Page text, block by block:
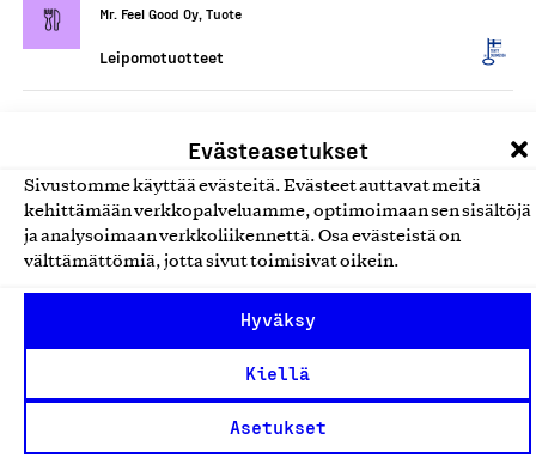
Evästeasetukset
Sivustomme käyttää evästeitä. Evästeet auttavat meitä
kehittämään verkkopalveluamme, optimoimaan sen sisältöjä
ja analysoimaan verkkoliikennettä. Osa evästeistä on
välttämättömiä, jotta sivut toimisivat oikein.
Hyväksy
Kiellä
Asetukset
Mr. Feel Good Oy, Tuote
Leipomotuotteet
leivonnaiset ja välipalat
Mr. Feel Good Oy, Tuote
Leipomotuotteet
Suomessa valmistetut
viipurinrinkelit ja bagelit
Leipomotuotteet